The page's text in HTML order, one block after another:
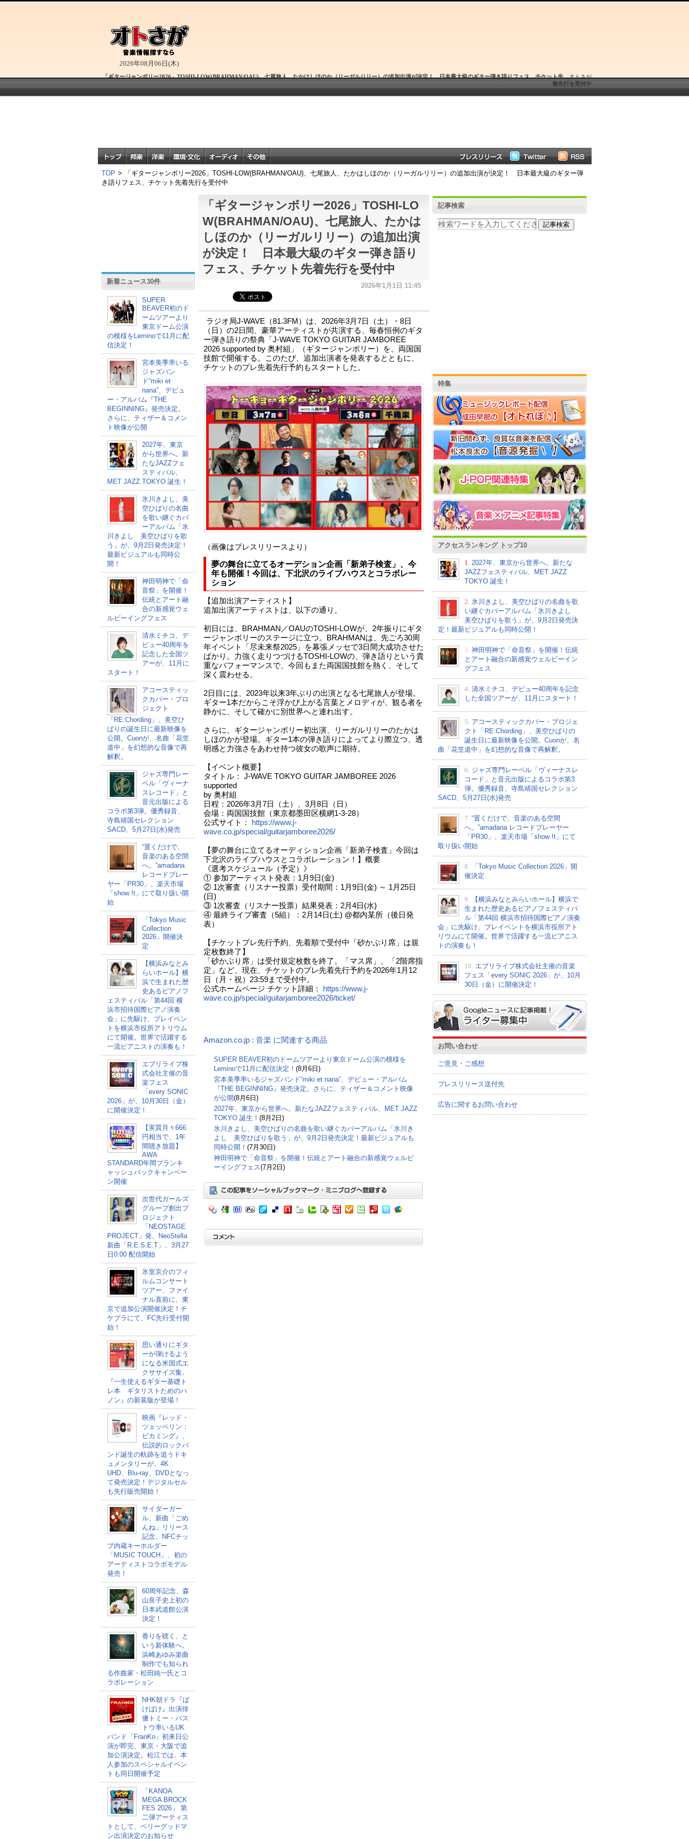
2026年08月06日(木)
オトさが
「ギタージャンボリー2026」TOSHI-LOW(BRAHMAN/OAU)、七尾旅人、たかはしほのか（リーガルリリー）の追加出演が決定！ 日本最大級のギター弾き語りフェス、チケット先
着先行を受付中
TOP >
「ギタージャンボリー2026」TOSHI-LOW(BRAHMAN/OAU)、七尾旅人、たかはしほのか（リーガルリリー）の追加出演が決定！ 日本最大級のギター弾
き語りフェス、チケット先着先行を受付中
新着ニュース30件
SUPER
BEAVER初のド
ームツアーより
東京ドーム公演
の模様をLeminoで11月に配
信決定！
宮本美季率いる
ジャズバン
ド“miki et
nana”、デビュ
ー・アルバム『THE
BEGINNING』発売決定。
さらに、ティザー＆コメン
ト映像が公開
2027年、東京
から世界へ。新
たなJAZZフェ
スティバル、
MET JAZZ TOKYO 誕生！
氷川きよし、美
空ひばりの名曲
を歌い継ぐカバ
ーアルバム「氷
川きよし 美空ひばりを歌
う」が、9月2日発売決定！
最新ビジュアルも同時公
開！
神田明神で「命
音祭」を開催！
伝統とアート融
合の新感覚ウェ
ルビーイングフェス
清水ミチコ、デ
ビュー40周年を
記念した全国ツ
アーが、11月に
スタート！
アコースティッ
クカバー・プロ
ジェクト
「RE:Chording」、美空ひ
ばりの誕生日に最新映像を
公開。Cuonが、名曲「花笠
道中」を幻想的な音像で再
解釈。
ジャズ専門レー
ベル「ヴィーナ
スレコード」と
音元出版による
コラボ第3弾。優秀録音、
寺島靖国セレクション
SACD、5月27日(水)発売
“置くだけで、
音楽のある空間
へ。”amadana
レコードプレー
ヤー「PR30」、楽天市場
「show !t」にて取り扱い開
始
「Tokyo Music
Collection
2026」開催決
定
【横浜みなとみ
らいホール】横
浜で生まれた歴
史あるピアノフ
ェスティバル「第44回 横
浜市招待国際ピアノ演奏
会」に先駆け、プレイベン
トを横浜市役所アトリウム
にて開催。世界で活躍する
一流ピアニストの演奏も！
エブリライブ株
式会社主催の音
楽フェス
「every SONIC
2026」が、10月30日（金）
に開催決定！
【実質月々666
円相当で、1年
間聴き放題】
AWA
STANDARD年間プランキ
ャッシュバックキャンペー
ン開催
次世代ガールズ
グループ創出プ
ロジェクト
「NEOSTAGE
PROJECT」発、NeoStella
新曲「R.E.S.E.T」、3月27
日0:00 配信開始
氷室京介のフィ
ルムコンサート
ツアー、ファイ
ナル直前に、東
京で追加公演開催決定！チ
ケプラにて、FC先行受付開
始！
思い通りにギタ
ーが弾けるよう
になる米国式エ
クササイズ集、
『一生使えるギター基礎ト
レ本 ギタリストためのハ
ノン』の新装版が登場！
映画『レッド・
ツェッペリン：
ビカミング』、
伝説的ロックバ
ンド誕生の軌跡を追うドキ
ュメンタリーが、4K
UHD、Blu-ray、DVDとなっ
て発売決定！デジタルセル
も先行販売開始！
サイダーガー
ル、新曲「ごめ
んね」リリース
記念、NFCチッ
プ内蔵キーホルダー
「MUSIC TOUCH」、初の
アーティストコラボモデル
発売！
60周年記念、森
山良子史上初の
日本武道館公演
決定！
香りを聴く、と
いう新体験へ。
浜崎あゆみ楽曲
制作でも知られ
る作曲家・松田純一氏とコ
ラボレーション
NHK朝ドラ『ば
けばけ』出演俳
優トミー・バス
トウ率いるUK
バンド「FranKo」初来日公
演が即完、東京・大阪で追
加公演決定。松江では、本
人参加のスペシャルイベン
トも同日開催予定
「KANOA
MEGA BROCK
FES 2026」 第
二弾アーティス
トとして、ベリーグッドマ
ン出演決定のお知らせ
「ギタージャンボリー2026」TOSHI-LO
W(BRAHMAN/OAU)、七尾旅人、たかは
しほのか（リーガルリリー）の追加出演
が決定！ 日本最大級のギター弾き語り
フェス、チケット先着先行を受付中
2026年1月1日 11:45
ラジオ局J-WAVE（81.3FM）は、2026年3月7日（土）・8日
（日）の2日間、豪華アーティストが共演する、毎春恒例のギタ
ー弾き語りの祭典「J-WAVE TOKYO GUITAR JAMBOREE
2026 supported by 奥村組」（ギタージャンボリー）を、両国国
技館で開催する。このたび、追加出演者を発表するとともに、
チケットのプレ先着先行予約もスタートした。
（画像はプレスリリースより）
夢の舞台に立てるオーデション企画「新弟子検査」、今
年も開催！今回は、下北沢のライブハウスとコラボレー
ション
【追加出演アーティスト】
追加出演アーティストは、以下の通り。
初日には、BRAHMAN／OAUのTOSHI-LOWが、2年振りにギタ
ージャンボリーのステージに立つ。BRAHMANは、先ごろ30周
年イベント「尽未来祭2025」を幕張メッセで3日間大成功させた
ばかり。力強く走りつづけるTOSHI-LOWの、弾き語りという貴
重なパフォーマンスで、今回もまた両国国技館を熱く、そして
深く震わせる。
2日目には、2023年以来3年ぶりの出演となる七尾旅人が登場。
ギター1本だからこそ浮かび上がる言葉とメロディが、観る者を
静かに、そして確かに別世界へと連れ出す。
さらに、ギタージャンボリー初出演、リーガルリリーのたかは
しほのかが登場。ギター1本の弾き語りによってより際立つ、透
明感と力強さをあわせ持つ彼女の歌声に期待。
【イベント概要】
タイトル： J-WAVE TOKYO GUITAR JAMBOREE 2026
supported
by 奥村組
日程：2026年3月7日（土）、3月8日（日）
会場：両国国技館（東京都墨田区横網1-3-28）
公式サイト：
https://www.j-
wave.co.jp/special/guitarjamboree2026/
【夢の舞台に立てるオーディション企画「新弟子検査」今回は
下北沢のライブハウスとコラボレーション！】概要
《選考スケジュール（予定）》
① 参加アーティスト発表：1月9日(金)
② 1次審査（リスナー投票）受付期間：1月9日(金) ～ 1月25日
(日)
③ 1次審査（リスナー投票）結果発表：2月4日(水)
④ 最終ライブ審査（5組）：2月14日(土) @都内某所（後日発
表）
【チケットプレ先行予約、先着順で受付中「砂かぶり席」は規
定枚数終了】
「砂かぶり席」は受付規定枚数を終了。「マス席」、「2階席指
定」など、現在、チケットのプレ先着先行予約を2026年1月12
日（月・祝）23:59まで受付中。
公式ホームページ チケット詳細：
https://www.j-
wave.co.jp/special/guitarjamboree2026/ticket/
Amazon.co.jp : 音楽 に関連する商品
SUPER BEAVER初のドームツアーより東京ドーム公演の模様を
Leminoで11月に配信決定！ (8月6日)
宮本美季率いるジャズバンド“miki et nana”、デビュー・アルバム
『THE BEGINNING』発売決定。さらに、ティザー＆コメント映像
が公開(8月6日)
2027年、東京から世界へ。新たなJAZZフェスティバル、MET JAZZ
TOKYO 誕生！ (8月2日)
氷川きよし、美空ひばりの名曲を歌い継ぐカバーアルバム「氷川き
よし 美空ひばりを歌う」が、9月2日発売決定！最新ビジュアルも
同時公開！ (7月30日)
神田明神で「命音祭」を開催！伝統とアート融合の新感覚ウェルビ
ーイングフェス(7月2日)
記事検索
特集
アクセスランキング トップ10
1.
2027年、東京から世界へ。新たな
JAZZフェスティバル、MET JAZZ
TOKYO 誕生！
2. 氷川きよし、美空ひばりの名曲を歌
い継ぐカバーアルバム「氷川きよし
美空ひばりを歌う」が、9月2日発売決
定！最新ビジュアルも同時公開！
3. 神田明神で「命音祭」を開催！伝統
とアート融合の新感覚ウェルビーイン
グフェス
4. 清水ミチコ、デビュー40周年を記念
した全国ツアーが、11月にスタート！
5. アコースティックカバー・プロジェ
クト「RE:Chording」、美空ひばりの
誕生日に最新映像を公開。Cuonが、名
曲「花笠道中」を幻想的な音像で再解釈。
6. ジャズ専門レーベル「ヴィーナスレ
コード」と音元出版によるコラボ第3
弾。優秀録音、寺島靖国セレクション
SACD、5月27日(水)発売
7. “置くだけで、音楽のある空間
へ。”amadana レコードプレーヤー
「PR30」、楽天市場「show !t」にて
取り扱い開始
8.
「Tokyo Music Collection 2026」開
催決定
9.
【横浜みなとみらいホール】横浜で
生まれた歴史あるピアノフェスティバ
ル「第44回 横浜市招待国際ピアノ演奏
会」に先駆け、プレイベントを横浜市役所アト
リウムにて開催。世界で活躍する一流ピアニス
トの演奏も！
10. エブリライブ株式会社主催の音楽
フェス「every SONIC 2026」が、10月
30日（金）に開催決定！
お問い合わせ
ご意見・ご感想
プレスリリース送付先
広告に関するお問い合わせ